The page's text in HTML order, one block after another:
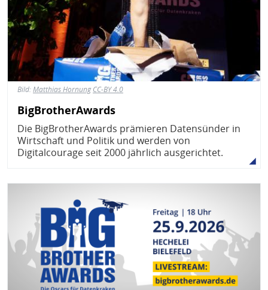
Bild:Matthias Hornung CC-BY 4.0
BigBrotherAwards
Die BigBrotherAwards prämieren Datensünder in
Wirtschaft und Politik und werden von
Digitalcourage seit 2000 jährlich ausgerichtet.
Bild